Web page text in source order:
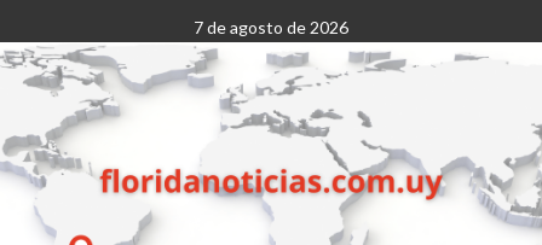
al
contenido
7 de agosto de 2026